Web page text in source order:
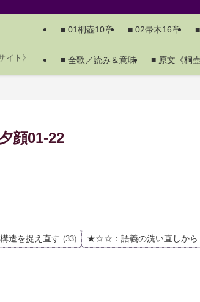
イト》
■ 01桐壺10章 ■ 02帚木16章
■ 全歌／読み＆意味 ■ 原文《桐
顔01-22
造を捉え直す (33) ★☆☆：語義の洗い直しから